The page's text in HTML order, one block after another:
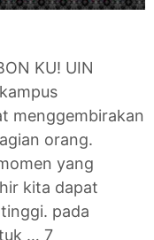
KU! UIN
menggembirakan
orang.
yang
kita dapat
pada
… 7